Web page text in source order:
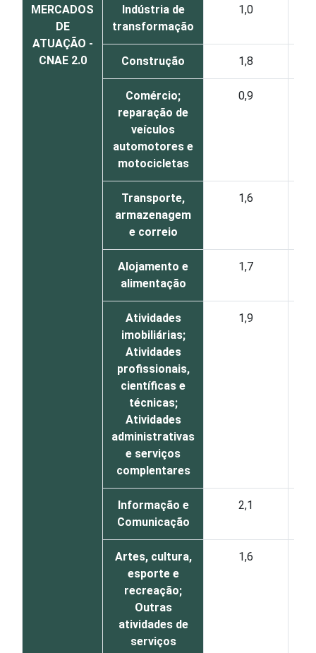
MERCADOS
DE
ATUAÇÃO -
CNAE 2.0
Indústria de
transformação
1,0
Construção 1,8
Comércio;
reparação de
veículos
automotores e
motocicletas
0,9
Transporte,
armazenagem
e correio
1,6
Alojamento e
alimentação
1,7
Atividades
imobiliárias;
Atividades
profissionais,
científicas e
técnicas;
Atividades
administrativas
e serviços
complentares
1,9
Informação e
Comunicação
2,1
Artes, cultura,
esporte e
recreação;
Outras
atividades de
serviços
1,6